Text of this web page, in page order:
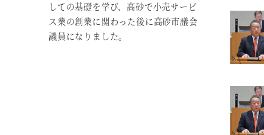
しての基礎を学び、高砂で小売サービ
ス業の創業に関わった後に高砂市議会
議員になりました。